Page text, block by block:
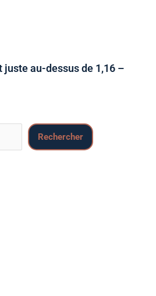
juste au-dessus de 1,16 –
Rechercher